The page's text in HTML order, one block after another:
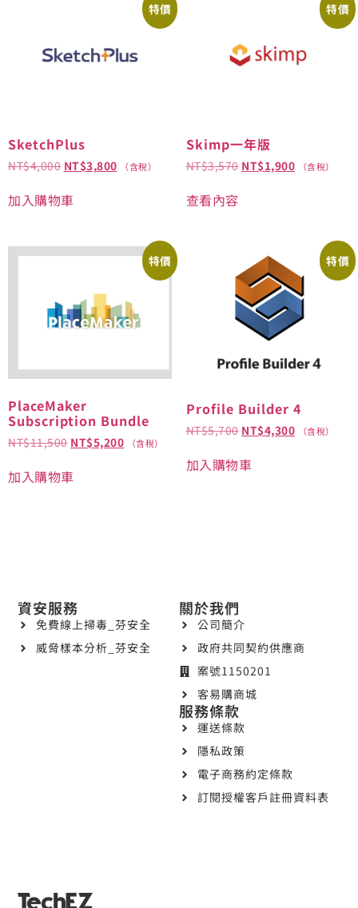
特價
SketchPlus
NT$4,000 NT$3,800 （含稅）
加入購物車
特價
Skimp一年版
NT$3,570 NT$1,900 （含稅）
查看內容
特價
PlaceMaker
Subscription Bundle
NT$11,500 NT$5,200 （含稅）
加入購物車
特價
Profile Builder 4
NT$5,700 NT$4,300 （含稅）
加入購物車
關於我們
公司簡介
政府共同契約供應商
案號1150201
客易購商城
資安服務
免費線上掃毒_芬安全
威脅樣本分析_芬安全
服務條款
運送條款
隱私政策
電子商務約定條款
訂閱授權客戶註冊資料表